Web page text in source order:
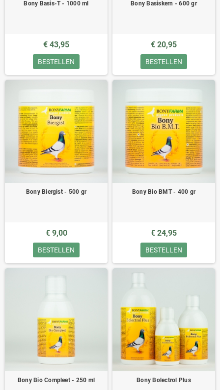
Bony Basis-T - 1000 ml
€ 43,95
BESTELLEN
Bony Basiskern - 600 gr
€ 20,95
BESTELLEN
Bony Biergist - 500 gr
€ 9,00
BESTELLEN
Bony Bio BMT - 400 gr
€ 24,95
BESTELLEN
Bony Bio Compleet - 250 ml Bony Bolectrol Plus